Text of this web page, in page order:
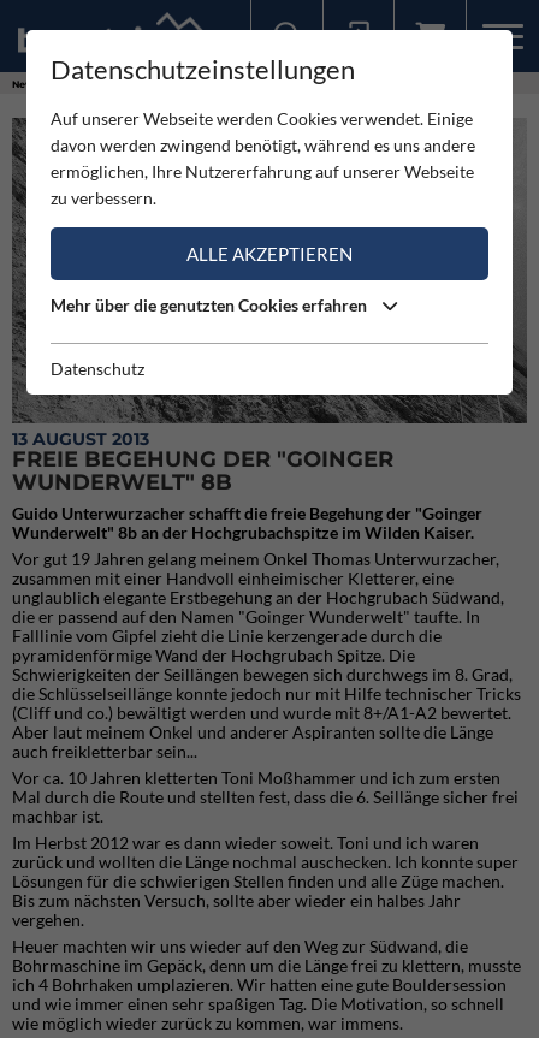
News Freie Begehung der "Goinger Wunderwelt" 8b
13 AUGUST 2013
FREIE BEGEHUNG DER "GOINGER
WUNDERWELT" 8B
Guido Unterwurzacher schafft die freie Begehung der "Goinger
Wunderwelt" 8b an der Hochgrubachspitze im Wilden Kaiser.
Vor gut 19 Jahren gelang meinem Onkel Thomas Unterwurzacher,
zusammen mit einer Handvoll einheimischer Kletterer, eine
unglaublich elegante Erstbegehung an der Hochgrubach Südwand,
die er passend auf den Namen "Goinger Wunderwelt" taufte. In
Falllinie vom Gipfel zieht die Linie kerzengerade durch die
pyramidenförmige Wand der Hochgrubach Spitze. Die
Schwierigkeiten der Seillängen bewegen sich durchwegs im 8. Grad,
die Schlüsselseillänge konnte jedoch nur mit Hilfe technischer Tricks
(Cliff und co.) bewältigt werden und wurde mit 8+/A1-A2 bewertet.
Aber laut meinem Onkel und anderer Aspiranten sollte die Länge
auch freikletterbar sein...
Vor ca. 10 Jahren kletterten Toni Moßhammer und ich zum ersten
Mal durch die Route und stellten fest, dass die 6. Seillänge sicher frei
machbar ist.
Im Herbst 2012 war es dann wieder soweit. Toni und ich waren
zurück und wollten die Länge nochmal auschecken. Ich konnte super
Lösungen für die schwierigen Stellen finden und alle Züge machen.
Bis zum nächsten Versuch, sollte aber wieder ein halbes Jahr
vergehen.
Heuer machten wir uns wieder auf den Weg zur Südwand, die
Bohrmaschine im Gepäck, denn um die Länge frei zu klettern, musste
ich 4 Bohrhaken umplazieren. Wir hatten eine gute Bouldersession
und wie immer einen sehr spaßigen Tag. Die Motivation, so schnell
wie möglich wieder zurück zu kommen, war immens.
Datenschutzeinstellungen
Auf unserer Webseite werden Cookies verwendet. Einige
davon werden zwingend benötigt, während es uns andere
ermöglichen, Ihre Nutzererfahrung auf unserer Webseite
zu verbessern.
ALLE AKZEPTIEREN
Mehr über die genutzten Cookies erfahren
Datenschutz